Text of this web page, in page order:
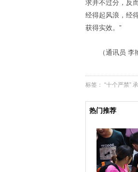
求并不过分，反
经得起风浪，经
获得实效。”
（通讯员 李
标签： “十个严禁”
热门推荐